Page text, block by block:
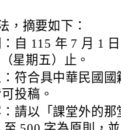
，摘要如下：
自 115 年 7 月 1
星期五）止。
符合具中華民國
投稿。
請以「課堂外的